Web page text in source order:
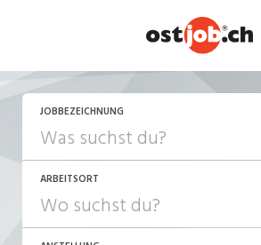
JOBBEZEICHNUNG
ARBEITSORT